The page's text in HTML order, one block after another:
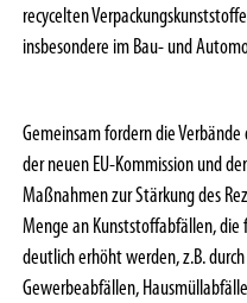
recycelten
insbesondere im Bau- und
Gemeinsam fordern die
der neuen EU-Kommission und
Maßnahmen zur Stärkung des
Menge an Kunststoffabfällen, die
deutlich erhöht werden, z.B.
Gewerbeabfällen,